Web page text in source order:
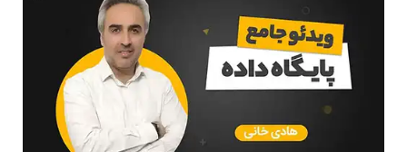
ساختمان داده
طراحی الگوریتم
هوش مصنوعی
فیلم حل سوال و تست
بررسی تخصصی قطعات کامپیوتر